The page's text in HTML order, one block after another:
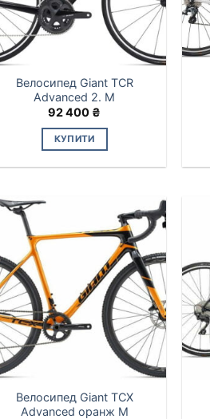
Велосипед Giant TCR
Advanced 2. M
92 400 ₴
КУПИТИ
Велосипед Giant TCX
Advanced оранж M